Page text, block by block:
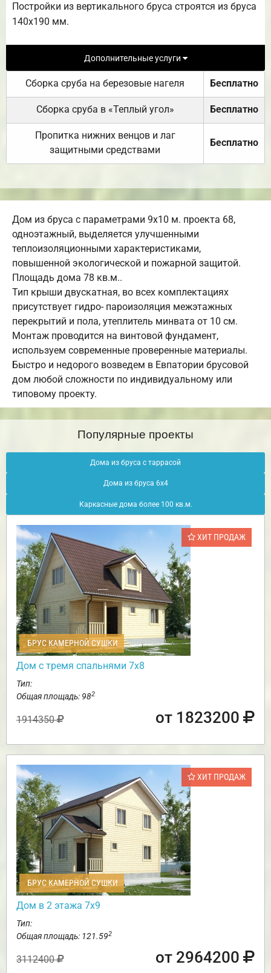
Постройки из вертикального бруса строятся из бруса
140х190 мм.
Дополнительные услуги
Сборка сруба на березовые нагеля Бесплатно
Сборка сруба в «Теплый угол» Бесплатно
Пропитка нижних венцов и лаг
защитными средствами
Бесплатно
Дом из бруса с параметрами 9х10 м. проекта 68,
одноэтажный, выделяется улучшенными
теплоизоляционными характеристиками,
повышенной экологической и пожарной защитой.
Площадь дома 78 кв.м..
Тип крыши двускатная, во всех комплектациях
присутствует гидро- пароизоляция межэтажных
перекрытий и пола, утеплитель минвата от 10 см.
Монтаж проводится на винтовой фундамент,
используем современные проверенные материалы.
Быстро и недорого возведем в Евпатории брусовой
дом любой сложности по индивидуальному или
типовому проекту.
Популярные проекты
Дома из бруса с таррасой
Дома из бруса 6х4
Каркасные дома более 100 кв.м.
ХИТ ПРОДАЖ
БРУС КАМЕРНОЙ СУШКИ
Дом с тремя спальнями 7х8
Тип:
Общая площадь: 982
1914350 от 1823200
ХИТ ПРОДАЖ
БРУС КАМЕРНОЙ СУШКИ
Дом в 2 этажа 7х9
Тип:
Общая площадь: 121.592
3112400 от 2964200